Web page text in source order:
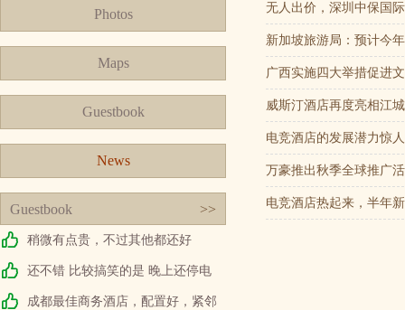
Photos
Maps
Guestbook
News
Guestbook >>
稍微有点贵，不过其他都还好
还不错 比较搞笑的是 晚上还停电
成都最佳商务酒店，配置好，紧邻
无人出价，深圳中保国
新加坡旅游局：预计今
广西实施四大举措促进
威斯汀酒店再度亮相江
电竞酒店的发展潜力惊人
万豪推出秋季全球推广
电竞酒店热起来，半年